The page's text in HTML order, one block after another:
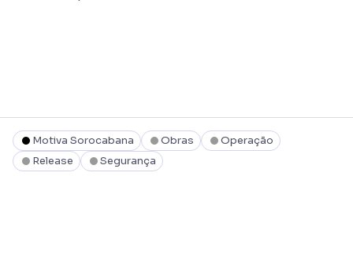
Motiva Sorocabana Obras
Operação
Release
Segurança